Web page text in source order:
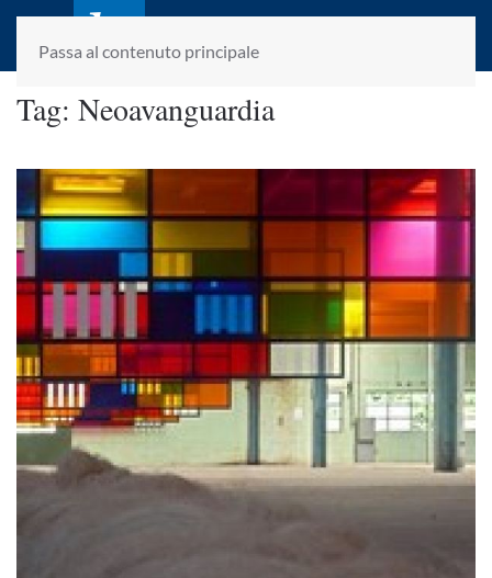
Passa al contenuto principale
laletteraturaenoi.it
fondato da Romano Luperini
Tag: Neoavanguardia